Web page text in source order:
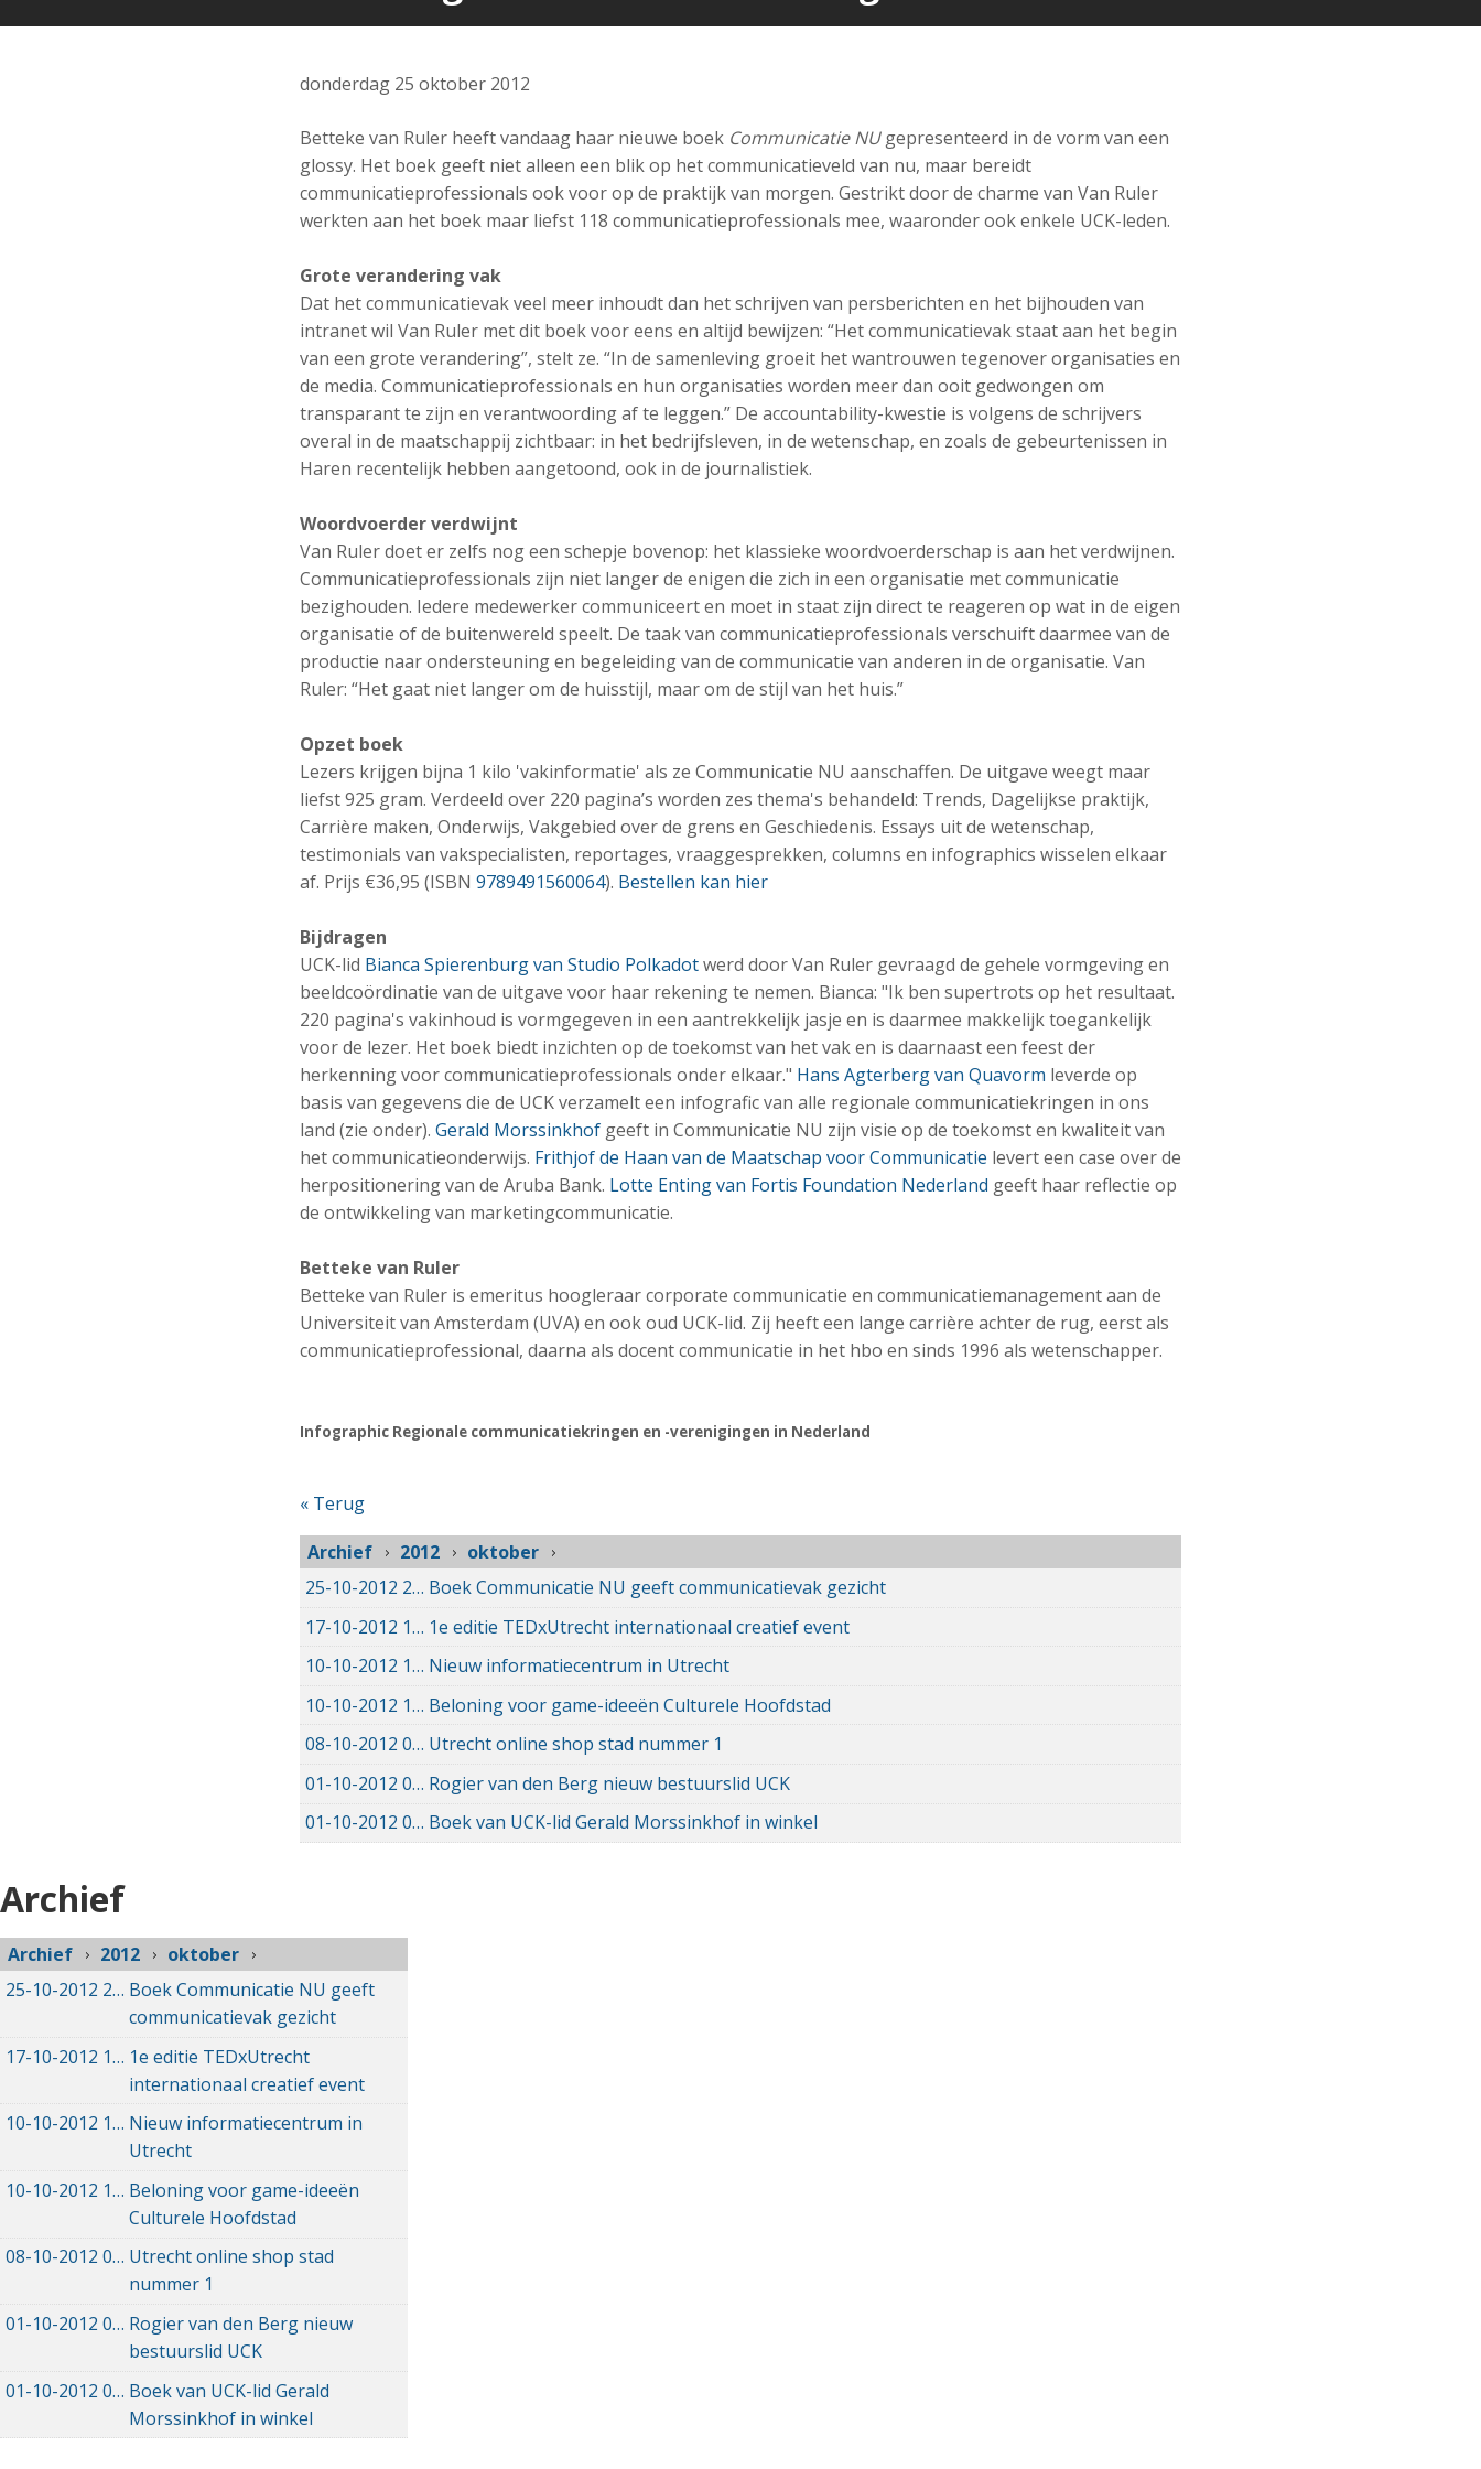
donderdag 25 oktober 2012
Betteke van Ruler heeft vandaag haar nieuwe boek Communicatie NUgepresenteerd in de vorm van een
glossy. Het boek geeft niet alleen een blik op het communicatieveld van nu, maar bereidt
communicatieprofessionals ook voor op de praktijk van morgen. Gestrikt door de charme van Van Ruler
werkten aan het boek maar liefst 118 communicatieprofessionals mee, waaronder ook enkele UCK-leden.
Grote verandering vak
Dat het communicatievak veel meer inhoudt dan het schrijven van persberichten en het bijhouden van
intranet wil Van Ruler met dit boek voor eens en altijd bewijzen: “Het communicatievak staat aan het begin
van een grote verandering”, stelt ze. “In de samenleving groeit het wantrouwen tegenover organisaties en
de media. Communicatieprofessionals en hun organisaties worden meer dan ooit gedwongen om
transparant te zijn en verantwoording af te leggen.” De accountability-kwestie is volgens de schrijvers
overal in de maatschappij zichtbaar: in het bedrijfsleven, in de wetenschap, en zoals de gebeurtenissen in
Haren recentelijk hebben aangetoond, ook in de journalistiek.
Woordvoerder verdwijnt
Van Ruler doet er zelfs nog een schepje bovenop: het klassieke woordvoerderschap is aan het verdwijnen.
Communicatieprofessionals zijn niet langer de enigen die zich in een organisatie met communicatie
bezighouden. Iedere medewerker communiceert en moet in staat zijn direct te reageren op wat in de eigen
organisatie of de buitenwereld speelt. De taak van communicatieprofessionals verschuift daarmee van de
productie naar ondersteuning en begeleiding van de communicatie van anderen in de organisatie. Van
Ruler: “Het gaat niet langer om de huisstijl, maar om de stijl van het huis.”
Opzet boek
Lezers krijgen bijna 1 kilo 'vakinformatie' als ze Communicatie NU aanschaffen. De uitgave weegt maar
liefst 925 gram. Verdeeld over 220 pagina’s worden zes thema's behandeld: Trends, Dagelijkse praktijk,
Carrière maken, Onderwijs, Vakgebied over de grens en Geschiedenis. Essays uit de wetenschap,
testimonials van vakspecialisten, reportages, vraaggesprekken, columns en infographics wisselen elkaar
af. Prijs €36,95 (ISBN 9789491560064). Bestellen kan hier
Bijdragen
UCK-lid Bianca Spierenburg van Studio Polkadotwerd door Van Ruler gevraagd de gehele vormgeving en
beeldcoördinatie van de uitgave voor haar rekening te nemen. Bianca: "Ik ben supertrots op het resultaat.
220 pagina's vakinhoud is vormgegeven in een aantrekkelijk jasje en is daarmee makkelijk toegankelijk
voor de lezer. Het boek biedt inzichten op de toekomst van het vak en is daarnaast een feest der
herkenning voor communicatieprofessionals onder elkaar." Hans Agterberg van Quavorm leverde op
basis van gegevens die de UCK verzamelt een infografic van alle regionale communicatiekringen in ons
land (zie onder). Gerald Morssinkhof geeft in Communicatie NU zijn visie op de toekomst en kwaliteit van
het communicatieonderwijs. Frithjof de Haan van de Maatschap voor Communicatie levert een case over de
herpositionering van de Aruba Bank. Lotte Enting van Fortis Foundation Nederland geeft haar reflectie op
de ontwikkeling van marketingcommunicatie.
Betteke van Ruler
Betteke van Ruler is emeritus hoogleraar corporate communicatie en communicatiemanagement aan de
Universiteit van Amsterdam (UVA) en ook oud UCK-lid. Zij heeft een lange carrière achter de rug, eerst als
communicatieprofessional, daarna als docent communicatie in het hbo en sinds 1996 als wetenschapper.
Infographic Regionale communicatiekringen en -verenigingen in Nederland
« Terug
Archief
2012
oktober
25-10-2012 25-10-2012 00:00
Boek Communicatie NU geeft communicatievak gezicht
17-10-2012 17-10-2012 00:00
1e editie TEDxUtrecht internationaal creatief event
10-10-2012 10-10-2012 00:00
Nieuw informatiecentrum in Utrecht
10-10-2012 10-10-2012 00:00
Beloning voor game-ideeën Culturele Hoofdstad
08-10-2012 08-10-2012 00:00
Utrecht online shop stad nummer 1
01-10-2012 01-10-2012 00:00
Rogier van den Berg nieuw bestuurslid UCK
01-10-2012 01-10-2012 00:00 Boek van UCK-lid Gerald Morssinkhof in winkel
Archief
Archief 2012
oktober
25-10-2012 25-10-2012 00:00
Boek Communicatie NU geeft
communicatievak gezicht
17-10-2012 17-10-2012 00:00
1e editie TEDxUtrecht
internationaal creatief event
10-10-2012 10-10-2012 00:00
Nieuw informatiecentrum in
Utrecht
10-10-2012 10-10-2012 00:00
Beloning voor game-ideeën
Culturele Hoofdstad
08-10-2012 08-10-2012 00:00
Utrecht online shop stad
nummer 1
01-10-2012 01-10-2012 00:00
Rogier van den Berg nieuw
bestuurslid UCK
01-10-2012 01-10-2012 00:00
Boek van UCK-lid Gerald
Morssinkhof in winkel